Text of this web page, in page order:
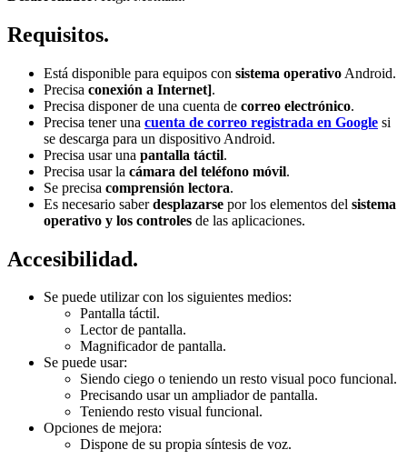
Requisitos.
Está disponible para equipos con sistema operativo Android.
Precisa conexión a Internet].
Precisa disponer de una cuenta de correo electrónico.
Precisa tener una cuenta de correo registrada en Google si
se descarga para un dispositivo Android.
Precisa usar una pantalla táctil.
Precisa usar la cámara del teléfono móvil.
Se precisa comprensión lectora.
Es necesario saberdesplazarse por los elementos del sistema
operativo y los controles de las aplicaciones.
Accesibilidad.
Se puede utilizar con los siguientes medios:
Pantalla táctil.
Lector de pantalla.
Magnificador de pantalla.
Se puede usar:
Siendo ciego o teniendo un resto visual poco funcional.
Precisando usar un ampliador de pantalla.
Teniendo resto visual funcional.
Opciones de mejora:
Dispone de su propia síntesis de voz.